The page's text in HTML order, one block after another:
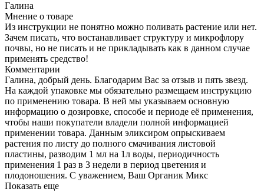
Галина
Мнение о товаре
Из инструкции не понятно можно поливать растение или нет.
Зачем писать, что востанавливает структуру и микрофлору
почвы, но не писать и не прикладывать как в данном случае
применять средство!
Комментарии
Галина, добрый день. Благодарим Вас за отзыв и пять звезд.
На каждой упаковке мы обязательно размещаем инструкцию
по применению товара. В ней мы указываем основную
информацию о дозировке, способе и периоде её применения,
чтобы наши покупатели владели полной информацией
применении товара. Данным эликсиром опрыскиваем
растения по листу до полного смачивания листовой
пластины, разводим 1 мл на 1л воды, периодичность
применения 1 раз в 3 недели в период цветения и
плодоношения. С уважением, Ваш Органик Микс
Показать еще